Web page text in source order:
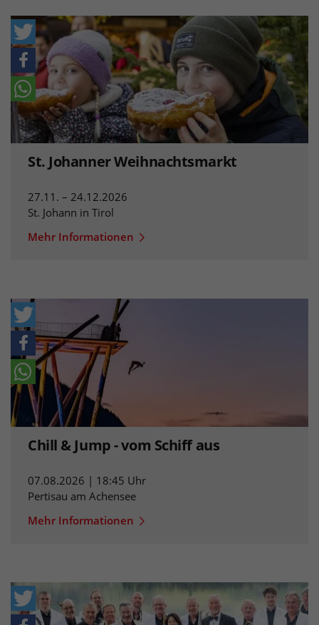
St. Johanner Weihnachtsmarkt
27.11. – 24.12.2026
St. Johann in Tirol
Mehr Informationen
Chill & Jump - vom Schiff aus
07.08.2026 | 18:45 Uhr
Pertisau am Achensee
Mehr Informationen